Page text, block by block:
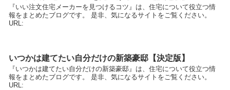
『いい注文住宅メーカーを見つけるコツ』は、住宅について役立つ情
報をまとめたブログです。 是非、気になるサイトをご覧ください。
URL:
いつかは建てたい自分だけの新築豪邸【決定版】
『いつかは建てたい自分だけの新築豪邸』は、住宅について役立つ情
報をまとめたブログです。 是非、気になるサイトをご覧ください。
URL: